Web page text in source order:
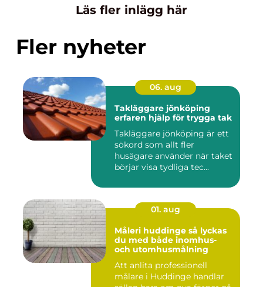
Läs fler inlägg här
Fler nyheter
06. aug
Takläggare jönköping
erfaren hjälp för trygga tak
Takläggare jönköping är ett
sökord som allt fler
husägare använder när taket
börjar visa tydliga tec...
01. aug
Måleri huddinge så lyckas
du med både inomhus-
och utomhusmålning
Att anlita professionell
målare i Huddinge handlar